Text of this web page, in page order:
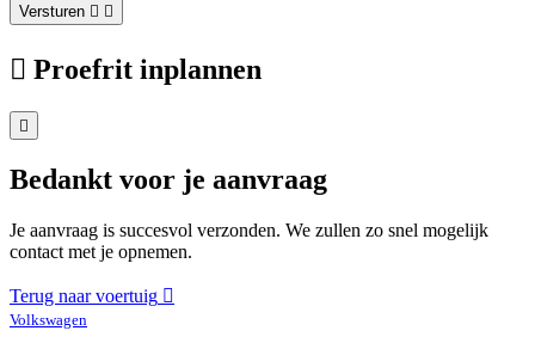
Versturen
Proefrit inplannen
Bedankt voor je aanvraag
Je aanvraag is succesvol verzonden. We zullen zo snel mogelijk
contact met je opnemen.
Terug naar voertuig
Volkswagen